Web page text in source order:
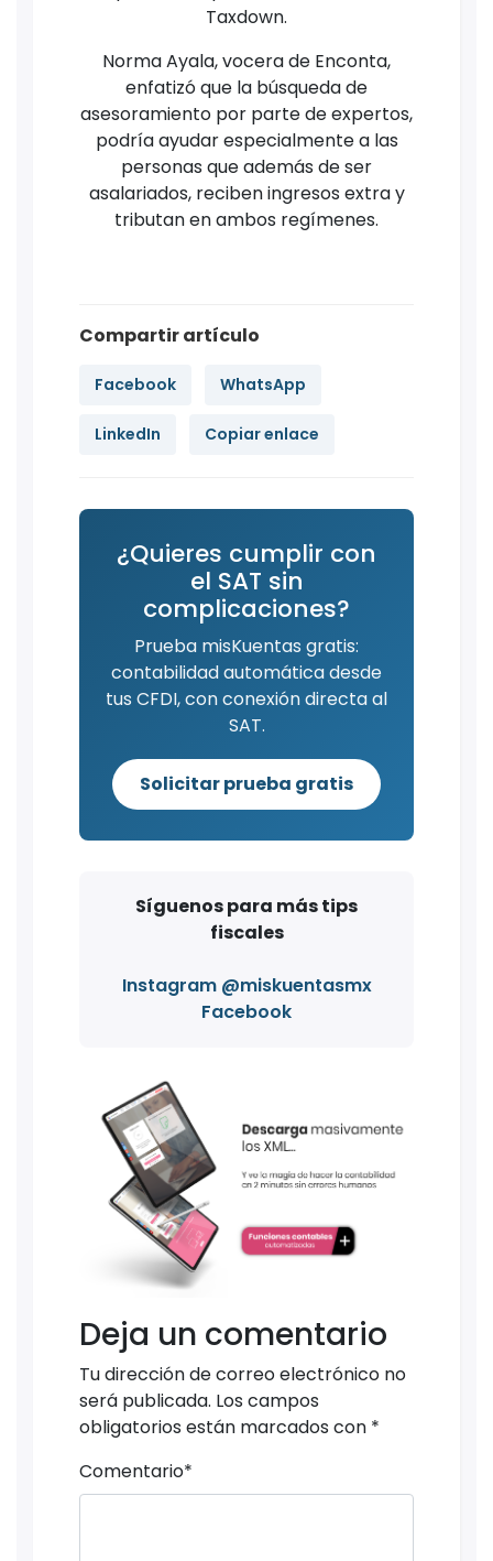
Taxdown.
Norma Ayala, vocera de Enconta,
enfatizó que la búsqueda de
asesoramiento por parte de expertos,
podría ayudar especialmente a las
personas que además de ser
asalariados, reciben ingresos extra y
tributan en ambos regímenes.
Compartir artículo
Facebook WhatsApp
LinkedIn Copiar enlace
¿Quieres cumplir con
el SAT sin
complicaciones?
Prueba misKuentas gratis:
contabilidad automática desde
tus CFDI, con conexión directa al
SAT.
Solicitar prueba gratis
Síguenos para más tips
fiscales
Instagram @miskuentasmx
Facebook
Deja un comentario
Tu dirección de correo electrónico no
será publicada. Los campos
obligatorios están marcados con *
Comentario*